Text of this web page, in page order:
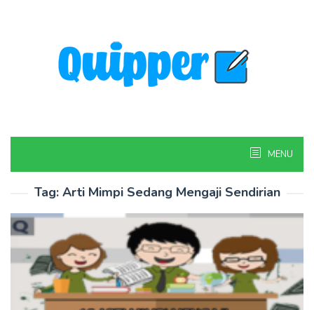
MENU
Tag: Arti Mimpi Sedang Mengaji Sendirian